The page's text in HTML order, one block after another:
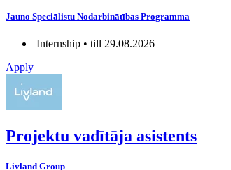
Jauno Speciālistu Nodarbinātības Programma
Internship • till 29.08.2026
Apply
Projektu vadītāja asistents
Livland Group